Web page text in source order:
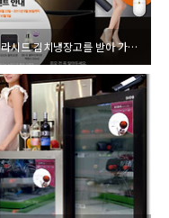
카림라시드 김치냉장고를 받아 가셔요^^